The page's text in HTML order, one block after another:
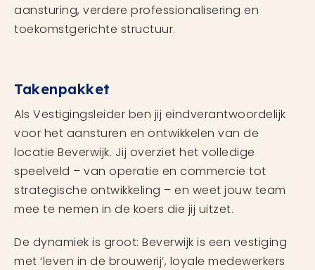
aansturing, verdere professionalisering en
toekomstgerichte structuur.
Takenpakket
Als Vestigingsleider ben jij eindverantwoordelijk
voor het aansturen en ontwikkelen van de
locatie Beverwijk. Jij overziet het volledige
speelveld – van operatie en commercie tot
strategische ontwikkeling – en weet jouw team
mee te nemen in de koers die jij uitzet.
De dynamiek is groot: Beverwijk is een vestiging
met ‘leven in de brouwerij’, loyale medewerkers